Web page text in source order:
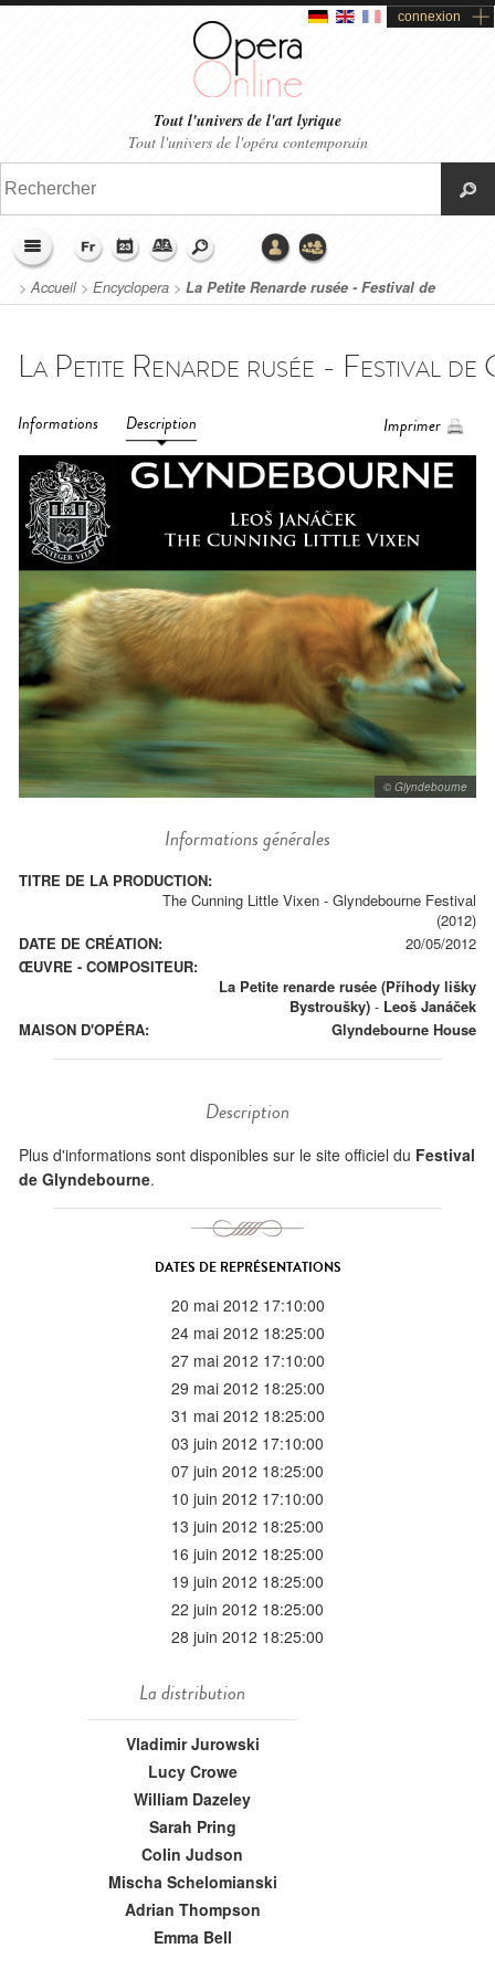
connexion
Tout l'univers de l'art lyrique
Tout l'univers de l'opéra contemporain
>Accueil> Encyclopera > La Petite Renarde rusée - Festival de
Glyndebourne (2012)
Informations Description Imprimer
© Glyndebourne
Informations générales
TITRE DE LA PRODUCTION:
The Cunning Little Vixen - Glyndebourne Festival
(2012)
DATE DE CRÉATION:
20/05/2012
ŒUVRE - COMPOSITEUR:
La Petite renarde rusée (Příhody lišky
Bystroušky) - Leoš Janáček
MAISON D'OPÉRA:
Glyndebourne House
Description
Plus d'informations sont disponibles sur le site officiel du Festival
de Glyndebourne.
DATES DE REPRÉSENTATIONS
20 mai 2012 17:10:00
24 mai 2012 18:25:00
27 mai 2012 17:10:00
29 mai 2012 18:25:00
31 mai 2012 18:25:00
03 juin 2012 17:10:00
07 juin 2012 18:25:00
10 juin 2012 17:10:00
13 juin 2012 18:25:00
16 juin 2012 18:25:00
19 juin 2012 18:25:00
22 juin 2012 18:25:00
28 juin 2012 18:25:00
La distribution
Vladimir Jurowski
Lucy Crowe
William Dazeley
Sarah Pring
Colin Judson
Mischa Schelomianski
Adrian Thompson
Emma Bell